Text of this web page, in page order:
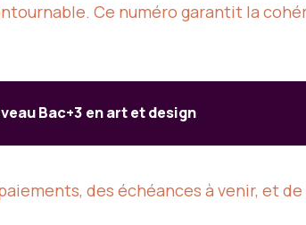
Ce numéro garantit la
Bac+3 en art et design
des échéances à venir, et